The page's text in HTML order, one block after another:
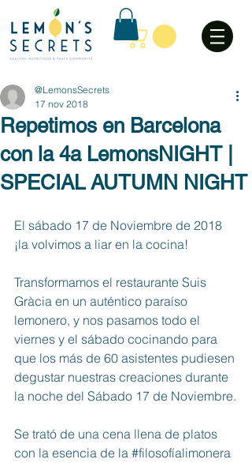
Repetimos en Barcelona
con la 4a LemonsNIGHT |
SPECIAL AUTUMN NIGHT
@LemonsSecrets
17 nov 2018
El sábado 17 de Noviembre de 2018
¡la volvimos a liar en la cocina!
Transformamos el restaurante Suis
Gràcia en un auténtico paraíso
lemonero, y nos pasamos todo el
viernes y el sábado cocinando para
que los más de 60 asistentes pudiesen
degustar nuestras creaciones durante
la noche del Sábado 17 de Noviembre.
Se trató de una cena llena de platos
con la esencia de la #filosofíalimonera